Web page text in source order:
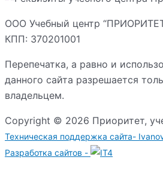
ООО Учебный центр
КПП: 370201001
Перепечатка, а равно и
данного сайта разрешается
владельцем.
Copyright © 2026 Приоритет,
Техническая поддержка сайта-
Разработка сайтов -